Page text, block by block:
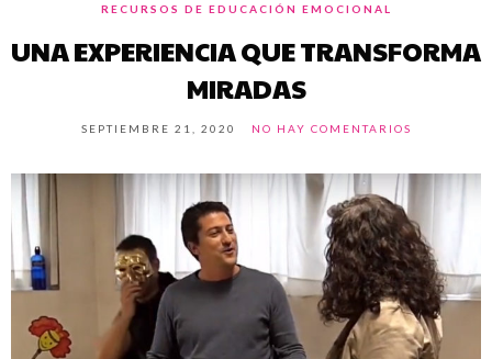
RECURSOS DE EDUCACIÓN EMOCIONAL
UNA EXPERIENCIA QUE TRANSFORMA
MIRADAS
SEPTIEMBRE 21, 2020 NO HAY COMENTARIOS